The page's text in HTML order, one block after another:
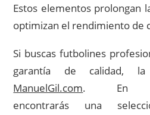
Estos elementos prolongan
optimizan el rendimiento de
Si buscas futbolines
garantía de calidad,
ManuelGil.com.
encontrarás una